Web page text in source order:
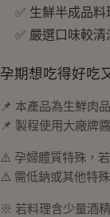
✅ 生鮮半成品
✅ 嚴選口味較
孕期想吃得好吃
📌 本產品為生鮮肉
📌 製程使用大廠牌
⚠️ 孕婦體質特殊，
⚠️ 需低鈉或其他特
※ 若料理含少量酒